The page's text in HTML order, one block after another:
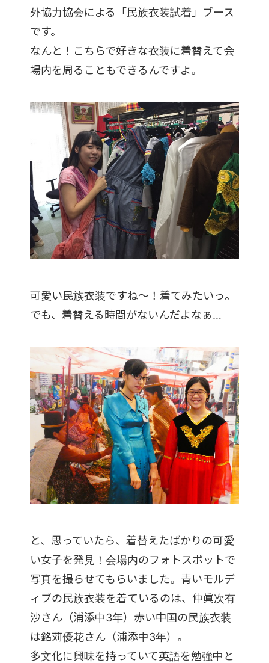
外協力協会による「民族衣装試着」ブース
です。
なんと！こちらで好きな衣装に着替えて会
場内を周ることもできるんですよ。
可愛い民族衣装ですね～！着てみたいっ。
でも、着替える時間がないんだよなぁ…
と、思っていたら、着替えたばかりの可愛
い女子を発見！会場内のフォトスポットで
写真を撮らせてもらいました。青いモルデ
ィブの民族衣装を着ているのは、仲眞次有
沙さん（浦添中3年）赤い中国の民族衣装
は銘苅優花さん（浦添中3年）。
多文化に興味を持っていて英語を勉強中と